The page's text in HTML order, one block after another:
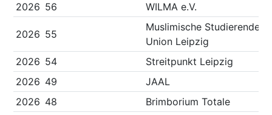
2026 56 WILMA e.V.
2026 55
Muslimische Studierenden
Union Leipzig
2026 54
Streitpunkt Leipzig
2026 49
JAAL
2026 48 Brimborium Totale